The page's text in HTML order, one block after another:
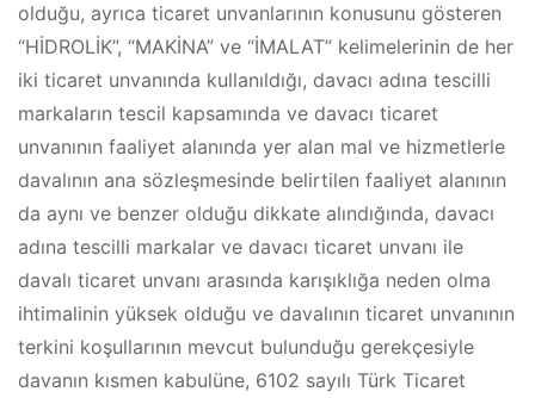
olduğu, ayrıca ticaret unvanlarının konusunu gösteren
“HİDROLİK”, “MAKİNA” ve “İMALAT” kelimelerinin de her
iki ticaret unvanında kullanıldığı, davacı adına tescilli
markaların tescil kapsamında ve davacı ticaret
unvanının faaliyet alanında yer alan mal ve hizmetlerle
davalının ana sözleşmesinde belirtilen faaliyet alanının
da aynı ve benzer olduğu dikkate alındığında, davacı
adına tescilli markalar ve davacı ticaret unvanı ile
davalı ticaret unvanı arasında karışıklığa neden olma
ihtimalinin yüksek olduğu ve davalının ticaret unvanının
terkini koşullarının mevcut bulunduğu gerekçesiyle
davanın kısmen kabulüne, 6102 sayılı Türk Ticaret